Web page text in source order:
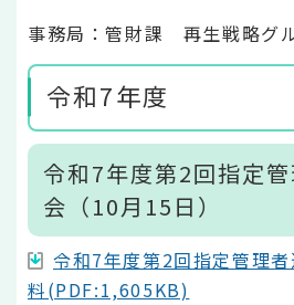
事務局：管財課 再生戦略グ
令和7年度
令和7年度第2回指定
会（10月15日）
令和7年度第2回指定管理
料(PDF:1,605KB)